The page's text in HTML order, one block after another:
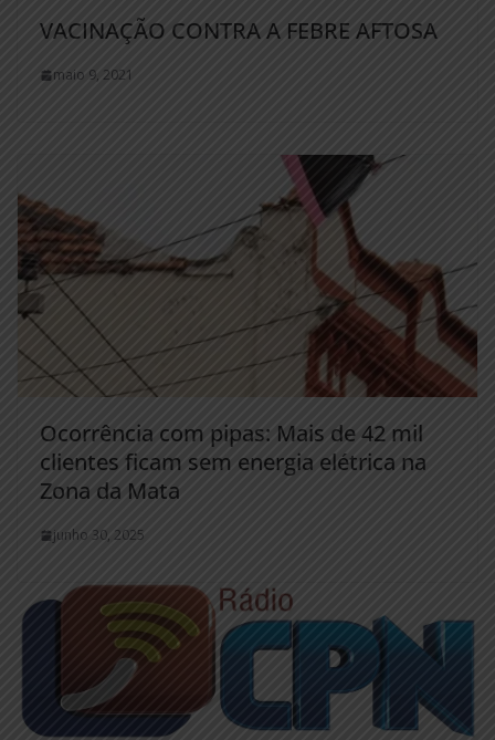
VACINAÇÃO CONTRA A FEBRE AFTOSA
maio 9, 2021
Ocorrência com pipas: Mais de 42 mil
clientes ficam sem energia elétrica na
Zona da Mata
junho 30, 2025